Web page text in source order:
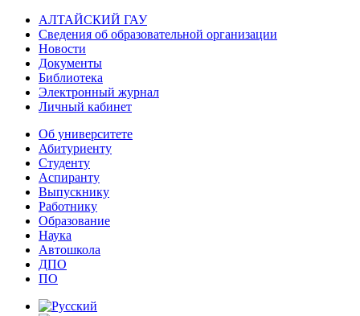
АЛТАЙСКИЙ ГАУ
Сведения об образовательной организации
Новости
Документы
Библиотека
Электронный журнал
Личный кабинет
Об университете
Абитуриенту
Студенту
Аспиранту
Выпускнику
Работнику
Образование
Наука
Автошкола
ДПО
ПО